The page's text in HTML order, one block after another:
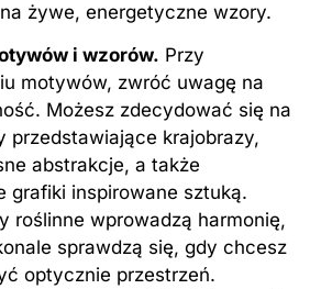
żywe, energetyczne wzory.
i wzorów. Przy
motywów, zwróć uwagę na
Możesz zdecydować się na
przedstawiające krajobrazy,
abstrakcje, a także
grafiki inspirowane sztuką.
roślinne wprowadzą harmonię,
sprawdzą się, gdy chcesz
optycznie przestrzeń.